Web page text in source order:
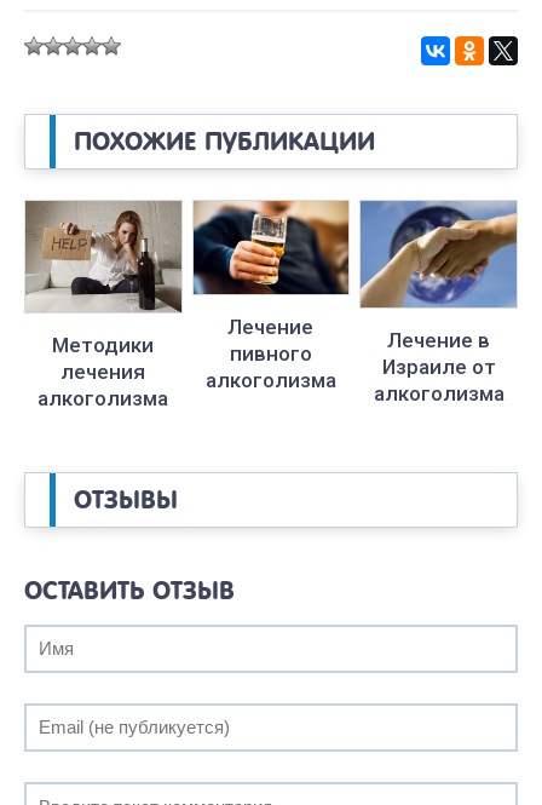
ПОХОЖИЕ ПУБЛИКАЦИИ
Методики
лечения
алкоголизма
Лечение
пивного
алкоголизма
Лечение в
Израиле от
алкоголизма
ОТЗЫВЫ
ОСТАВИТЬ ОТЗЫВ